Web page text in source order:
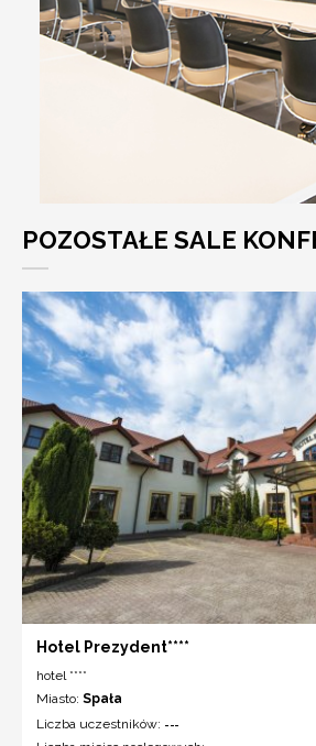
POZOSTAŁE SALE
Hotel Prezydent****
hotel ****
Miasto: Spała
Liczba uczestników: ---